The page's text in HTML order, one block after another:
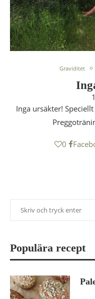
Graviditet
Inga ursäkter!
0
Populära recept